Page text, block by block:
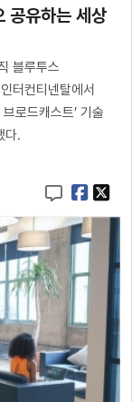
공유하는 세상
블루투스
컨티넨탈에서
로드캐스트’ 기술
다.